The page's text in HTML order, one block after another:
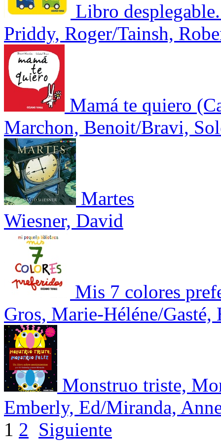
Libro
Priddy, Roger/Tainsh,
Mamá te quiero
Marchon, Benoit/Bravi,
Martes
Wiesner, David
Mis 7 colores
Gros, Marie-Héléne/Gasté,
Monstruo triste,
Emberly, Ed/Miranda,
1 2 Siguiente